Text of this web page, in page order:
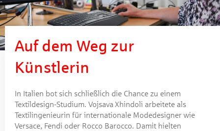
Auf dem Weg zur
Künstlerin
In Italien bot sich schließlich die Chance zu einem
Textildesign-Studium. Vojsava Xhindoli arbeitete als
Textilingenieurin für internationale Modedesigner wie
Versace, Fendi oder Rocco Barocco. Damit hielten